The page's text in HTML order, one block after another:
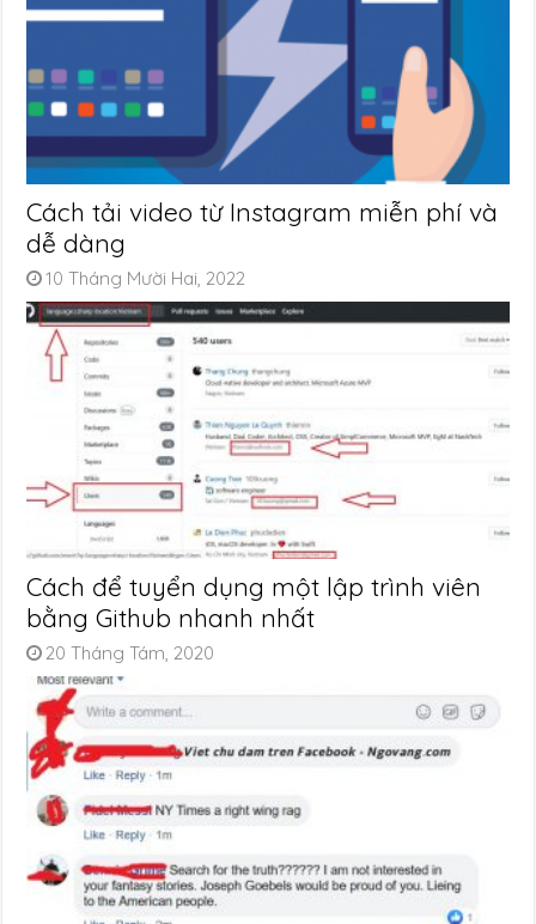
Cách tải video từ Instagram miễn phí và
dễ dàng
10 Tháng Mười Hai, 2022
Cách để tuyển dụng một lập trình viên
bằng Github nhanh nhất
20 Tháng Tám, 2020